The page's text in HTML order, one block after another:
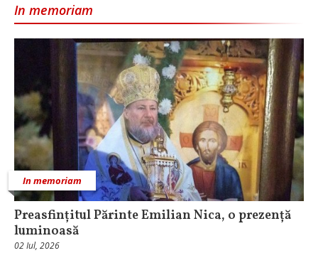
In memoriam
In memoriam
Preasfințitul Părinte Emilian Nica, o prezență
luminoasă
02 Iul, 2026